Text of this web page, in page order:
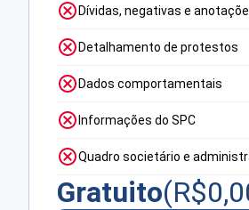
Dívidas, negativas e
Detalhamento de protestos
Dados comportamentais
Informações do SPC
Quadro societário e
Gratuito(R$